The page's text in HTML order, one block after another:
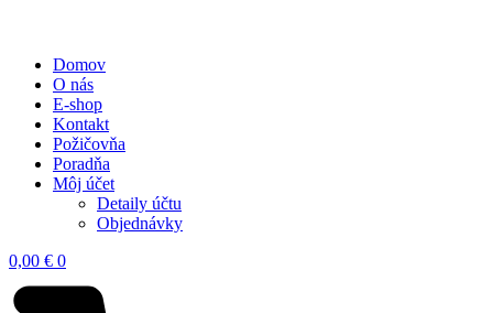
Domov
O nás
E-shop
Kontakt
Požičovňa
Poradňa
Môj účet
Detaily účtu
Objednávky
0,00 € 0